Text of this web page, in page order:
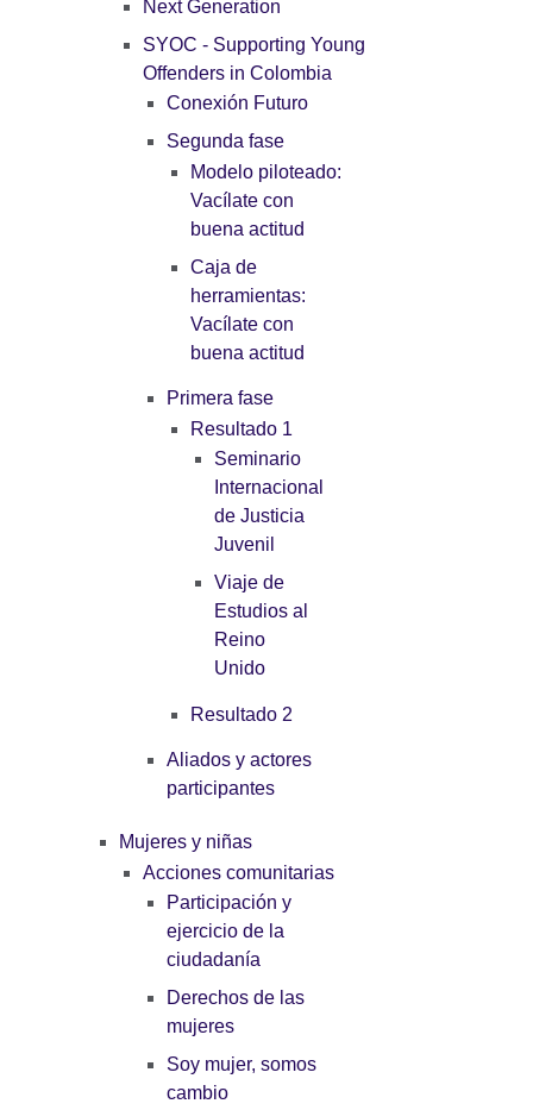
Next Generation
SYOC - Supporting Young
Offenders in Colombia
Conexión Futuro
Segunda fase
Modelo piloteado:
Vacílate con
buena actitud
Caja de
herramientas:
Vacílate con
buena actitud
Primera fase
Resultado 1
Seminario
Internacional
de Justicia
Juvenil
Viaje de
Estudios al
Reino
Unido
Resultado 2
Aliados y actores
participantes
Mujeres y niñas
Acciones comunitarias
Participación y
ejercicio de la
ciudadanía
Derechos de las
mujeres
Soy mujer, somos
cambio